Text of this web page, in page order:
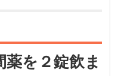
薬を２錠飲ま